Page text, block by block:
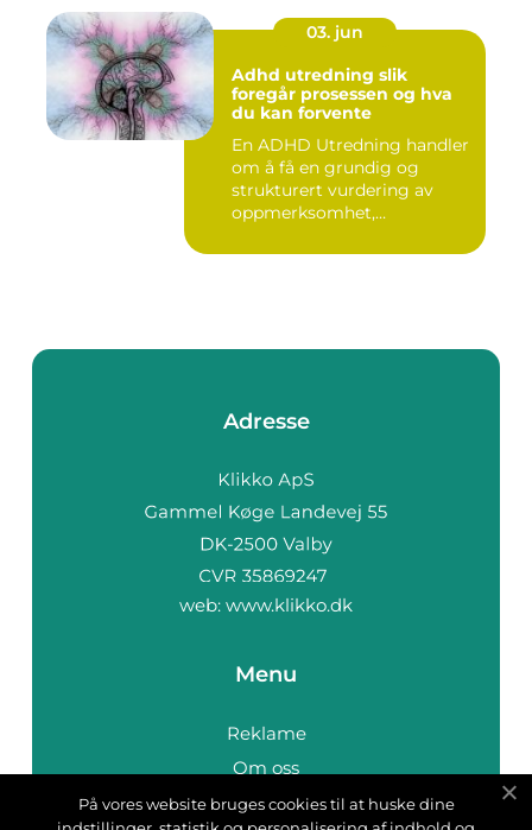
03. jun
Adhd utredning slik
foregår prosessen og hva
du kan forvente
En ADHD Utredning handler
om å få en grundig og
strukturert vurdering av
oppmerksomhet,
Adresse
web: www.klikko.dk
Menu
Reklame
Om oss
Cookies
På vores website bruges cookies til at huske dine